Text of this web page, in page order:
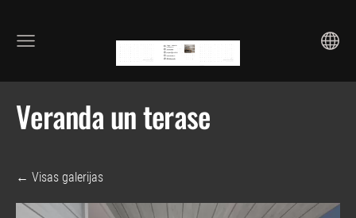
Veranda un terase
Visas galerijas